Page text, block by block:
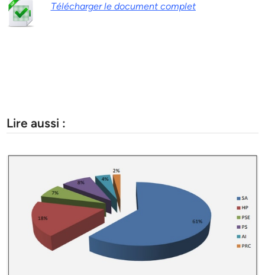
Télécharger le document complet
Lire aussi :